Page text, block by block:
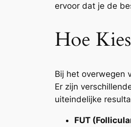
ervoor dat je de
Hoe
Bij het overwegen
Er zijn
uiteindelijke
FUT